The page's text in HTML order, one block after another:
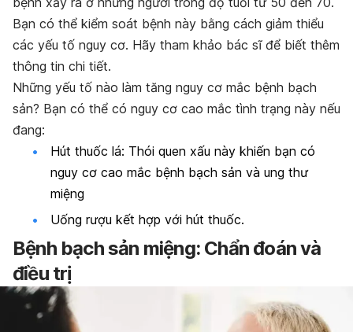
Bạn có thể kiểm soát bệnh này bằng cách giảm thiểu
các yếu tố nguy cơ. Hãy tham khảo bác sĩ để biết thêm
thông tin chi tiết.
Những yếu tố nào làm tăng nguy cơ mắc bệnh bạch
sản? Bạn có thể có nguy cơ cao mắc tình trạng này nếu
đang:
Hút thuốc lá: Thói quen xấu này khiến bạn có
nguy cơ cao mắc bệnh bạch sản và ung thư
miệng
Uống rượu kết hợp với hút thuốc.
Bệnh bạch sản miệng: Chẩn đoán và
điều trị